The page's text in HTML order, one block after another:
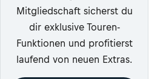
Mitgliedschaft sicherst du
dir exklusive Touren-
Funktionen und profitierst
laufend von neuen Extras.